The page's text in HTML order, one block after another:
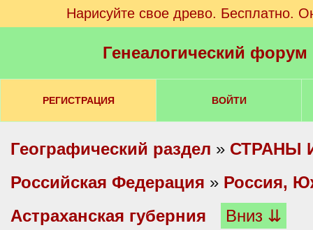
Нарисуйте свое древо. Бесплатно.
Генеалогический
РЕГИСТРАЦИЯ ВОЙТИ
Географический раздел » СТРАНЫ
Российская Федерация » Россия,
Астраханская губерния
Вниз ⇊